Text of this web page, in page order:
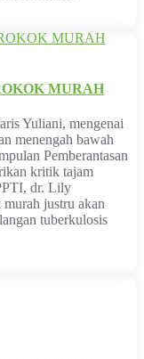
MURAH
Yuliani, mengenai
menengah bawah
Pemberantasan
kritik tajam
dr. Lily
justru akan
tuberkulosis